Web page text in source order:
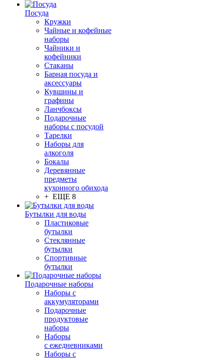
Посуда
Кружки
Чайные и кофейные
наборы
Чайники и
кофейники
Стаканы
Барная посуда и
аксессуары
Кувшины и
графины
Ланчбоксы
Подарочные
наборы с посудой
Тарелки
Наборы для
алкоголя
Бокалы
Деревянные
предметы
кухонного обихода
+ ЕЩЕ 8
Бутылки для воды
Пластиковые
бутылки
Стеклянные
бутылки
Спортивные
бутылки
Подарочные наборы
Наборы с
аккумуляторами
Подарочные
продуктовые
наборы
Наборы
с ежедневниками
Наборы с